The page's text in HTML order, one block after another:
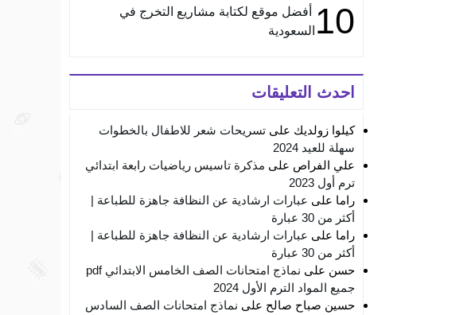
10
أفضل موقع لكتابة مشاريع التخرج في
السعودية
احدث التعليقات
كيلوا زولديك على تسريحات شعر للاطفال بالخطوات
سهلة للعيد 2024
علي الفراص على مذكرة تاسيس رياضيات رابعة ابتدائي
ترم أول 2023
راما على عبارات ارشادية عن النظافة جاهزة للطباعة |
أكثر من 30 عبارة
راما على عبارات ارشادية عن النظافة جاهزة للطباعة |
أكثر من 30 عبارة
حسن على
نماذج امتحانات الصف الخامس الابتدائي pdf
جميع المواد الترم الأول 2024
حسين صباح صالح على نماذج امتحانات الصف السادس